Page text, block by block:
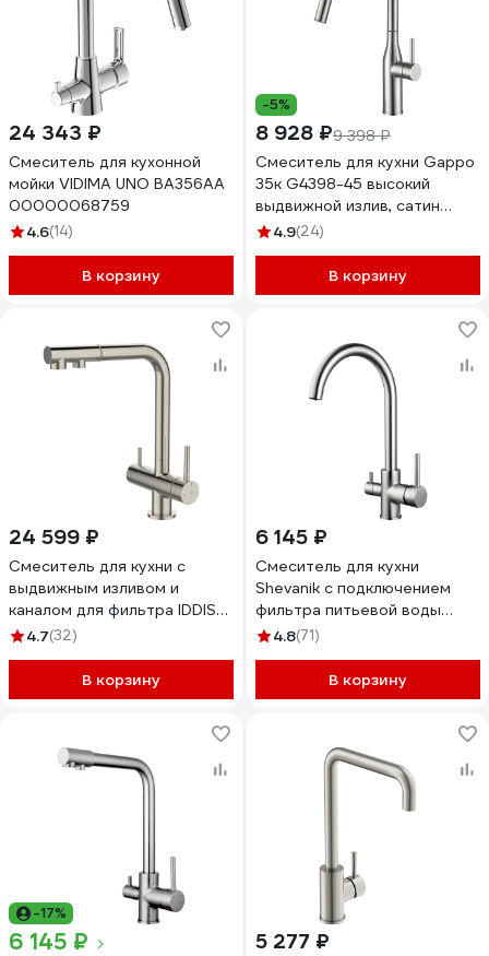
24 343 ₽
Смеситель для кухонной
мойки VIDIMA UNO BA356AA
00000068759
4.6(14)
В корзину
-5%
8 928 ₽9 398 ₽
Смеситель для кухни Gappo
35к G4398-45 высокий
выдвижной излив, сатин
547118
4.9(24)
В корзину
24 599 ₽
Смеситель для кухни с
выдвижным изливом и
каналом для фильтра IDDIS
сатин, Умбра (Umbra)
4.7(32)
В корзину
6 145 ₽
Смеситель для кухни
Shevanik с подключением
фильтра питьевой воды
S128L
4.8(71)
В корзину
-17%
6 145 ₽ 5 277 ₽